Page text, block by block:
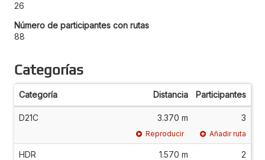
26
Número de participantes con rutas
88
Categorías
Categoría Distancia Participantes
D21C 3.370 m 3
Reproducir Añadir ruta
HDR 1.570 m 2